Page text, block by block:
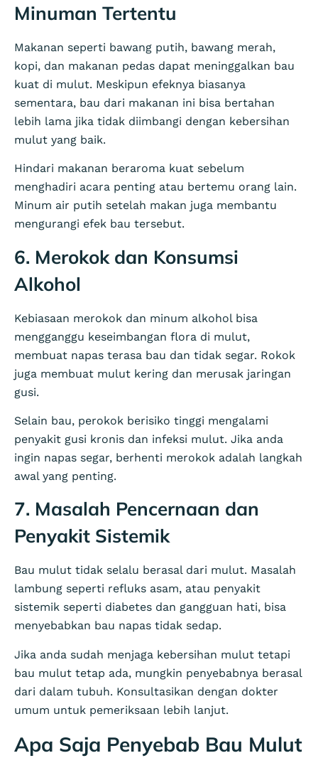
Minuman Tertentu
Makanan seperti bawang putih, bawang merah,
kopi, dan makanan pedas dapat meninggalkan bau
kuat di mulut. Meskipun efeknya biasanya
sementara, bau dari makanan ini bisa bertahan
lebih lama jika tidak diimbangi dengan kebersihan
mulut yang baik.
Hindari makanan beraroma kuat sebelum
menghadiri acara penting atau bertemu orang lain.
Minum air putih setelah makan juga membantu
mengurangi efek bau tersebut.
6. Merokok dan Konsumsi
Alkohol
Kebiasaan merokok dan minum alkohol bisa
mengganggu keseimbangan flora di mulut,
membuat napas terasa bau dan tidak segar. Rokok
juga membuat mulut kering dan merusak jaringan
gusi.
Selain bau, perokok berisiko tinggi mengalami
penyakit gusi kronis dan infeksi mulut. Jika anda
ingin napas segar, berhenti merokok adalah langkah
awal yang penting.
7. Masalah Pencernaan dan
Penyakit Sistemik
Bau mulut tidak selalu berasal dari mulut. Masalah
lambung seperti refluks asam, atau penyakit
sistemik seperti diabetes dan gangguan hati, bisa
menyebabkan bau napas tidak sedap.
Jika anda sudah menjaga kebersihan mulut tetapi
bau mulut tetap ada, mungkin penyebabnya berasal
dari dalam tubuh. Konsultasikan dengan dokter
umum untuk pemeriksaan lebih lanjut.
Apa Saja Penyebab Bau Mulut